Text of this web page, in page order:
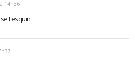
14h36
Lesquin